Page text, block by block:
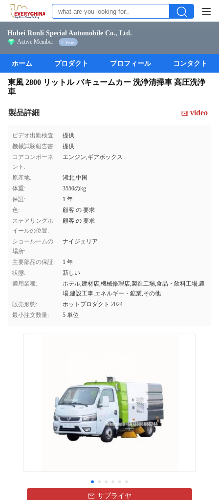
Hubei Runli Special Automobile Co., Ltd.
Active Member 2 Years
ホーム プロダクト プロフィール コンタクト
東風 2800 リットル バキュームカー 洗浄清掃車 高圧洗浄
車
製品詳細 video
ビデオ出勤検査:
提供
機械試験報告書:
提供
コアコンポーネ
ント:
エンジン,ギアボックス
原産地:
湖北,中国
体重:
3550のkg
保証:
1 年
色:
顧客 の 要求
ステアリングホ
イールの位置:
顧客 の 要求
ショールームの
場所:
ナイジェリア
主要部品の保証:
1 年
状態:
新しい
適用業種:
ホテル,建材店,機械修理店,製造工場,食品・飲料工場,農
場,建設工事,エネルギー・鉱業,その他
販売形態:
ホットプロダクト 2024
最小注文数量:
5 単位
サプライヤ